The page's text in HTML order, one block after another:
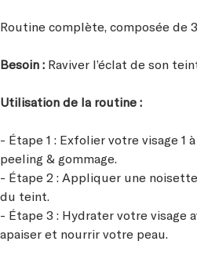
Routine complète, composée de
Besoin : Raviver l’éclat de son
Utilisation de la routine :
- Étape 1 : Exfolier votre visage 1
peeling & gommage.
- Étape 2 : Appliquer une
du teint.
- Étape 3 : Hydrater votre visage
apaiser et nourrir votre peau.